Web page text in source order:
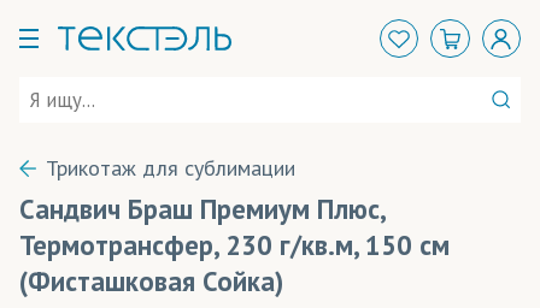
Трикотаж для сублимации
Сандвич Браш Премиум Плюс,
Термотрансфер, 230 г/кв.м, 150 см
(Фисташковая Сойка)